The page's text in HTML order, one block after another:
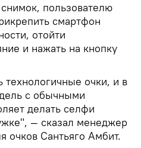
пользователю
смартфон
отойти
и нажать на кнопку
очки, и в
с обычными
делать селфи
— сказал менеджер
очков Сантьяго Амбит.